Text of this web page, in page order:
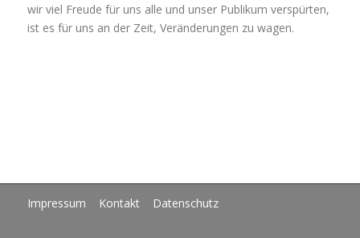
wir viel Freude für uns alle und unser Publikum verspürten,
ist es für uns an der Zeit, Veränderungen zu wagen.
Impressum Kontakt Datenschutz